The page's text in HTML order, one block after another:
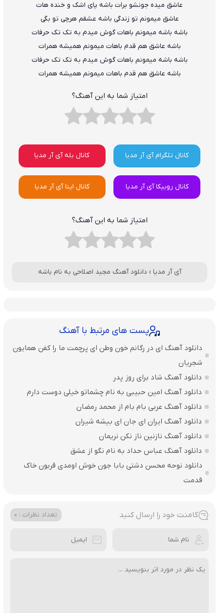
عاشق میده جونشو برات باشه پای اشک و خنده هات
عاشق میمونم تو زندگی باشه عشقم هرچی تو بگی
باشه باشه میمونم باهات گوش میدم به تک تک حرفات
باشه عاشق هم قدم باهات میمونم همیشه همرات
باشه باشه میمونم باهات گوش میدم به تک تک حرفات
باشه عاشق هم قدم باهات میمونم همیشه همرات
امتیاز شما به این آهنگ؟
کانال تلگرام آی آر مدیا کانال بله آی آر مدیا
کانال روبیکا آی آر مدیا کانال ایتا آی آر مدیا
امتیاز شما به این آهنگ؟
آی آر مدیا › دانلود آهنگ مجید اصلاحی به نام باشه
پست های مرتبط با آهنگ
دانلود آهنگ ای در رگانم خون وطن ای پرچمت ما را کفن همایون
شجریان
دانلود آهنگ شاد برای روز پدر
دانلود آهنگ امین حبیبی به نام چشماتو خیلی دوست دارم
دانلود آهنگ عربی بام بام از محمد رمضان
دانلود آهنگ ایران ای جان ای بیشه شیران
دانلود آهنگ نازنین ناز نکن نریمان
دانلود آهنگ عباس حداد به نام نگو از عشق
دانلود نوحه محسن دشتی بابا جون خوش اومدی قربون خاک
قدمت
کامنت خود را ارسال کنید تعداد نظرات : 0